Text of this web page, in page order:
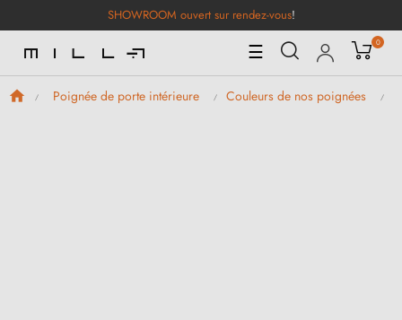
SHOWROOM ouvert sur rendez-vous!
Basculer
la
navigation
☰ 0
Poignée de porte intérieure Couleurs de nos poignées